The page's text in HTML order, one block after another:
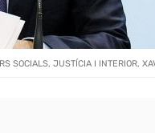
SOCIALS, JUSTÍCIA I INTERIOR,